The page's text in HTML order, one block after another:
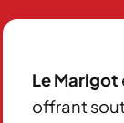
Le Marigot
offrant